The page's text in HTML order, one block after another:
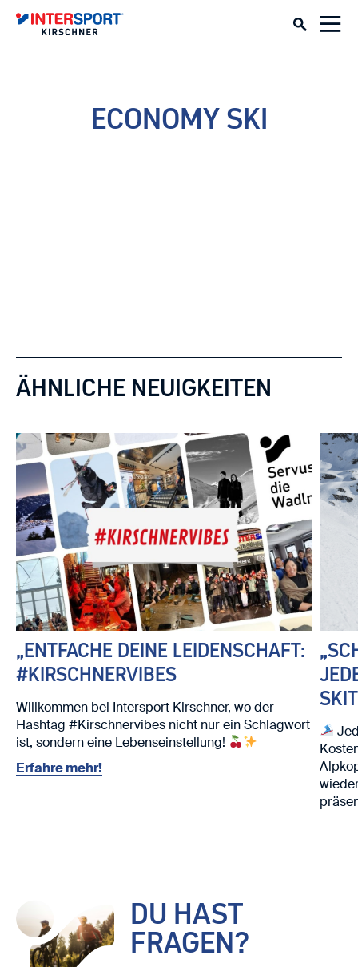
ECONOMY SKI
ÄHNLICHE NEUIGKEITEN
„ENTFACHE DEINE LEIDENSCHAFT:
#KIRSCHNERVIBES
Willkommen bei Intersport Kirschner, wo der
Hashtag #Kirschnervibes nicht nur ein Schlagwort
ist, sondern eine Lebenseinstellung!
Erfahre mehr!
DU HAST
FRAGEN?